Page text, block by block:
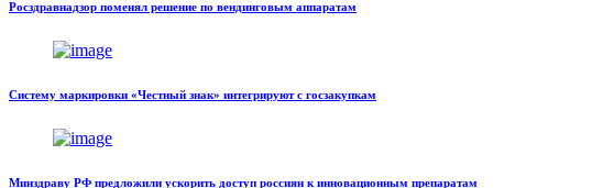
Росздравнадзор поменял решение по вендинговым аппаратам
Систему маркировки «Честный знак» интегрируют с госзакупкам
Минздраву РФ предложили ускорить доступ россиян к инновационным препаратам